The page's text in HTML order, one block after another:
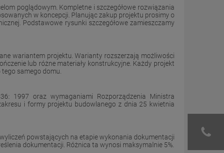
poglądowym. Kompletne i szczegółowe rozwiązania
w koncepcji. Planując zakup projektu prosimy o
Podstawowe rysunki szczegółowe zamieszczamy
wariantem projektu. Warianty rozszerzają możliwości
lub różne materiały konstrukcyjne. Każdy projekt
samego domu.
1997 oraz wymaganiami Rozporządzenia Ministra
i formy projektu budowlanego z dnia 25 kwietnia
powstających na etapie wykonania dokumentacji
dokumentacji. Różnica ta wynosi maksymalnie 5%.